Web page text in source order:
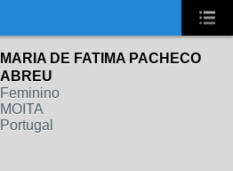
MARIA DE FATIMA PACHECO
ABREU
Feminino
MOITA
Portugal